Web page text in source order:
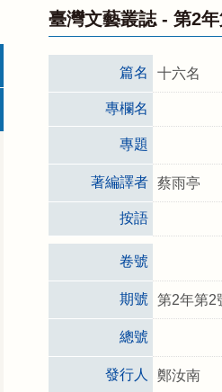
臺灣文藝叢誌 - 第2
篇名 十六名
專欄名
專題
著編譯者 蔡雨亭
按語
卷號
期號 第2年第2
總號
發行人 鄭汝南